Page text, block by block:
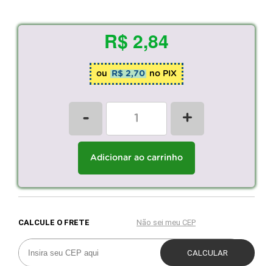
R$ 2,84
ou R$ 2,70 no PIX
- +
Adicionar ao carrinho